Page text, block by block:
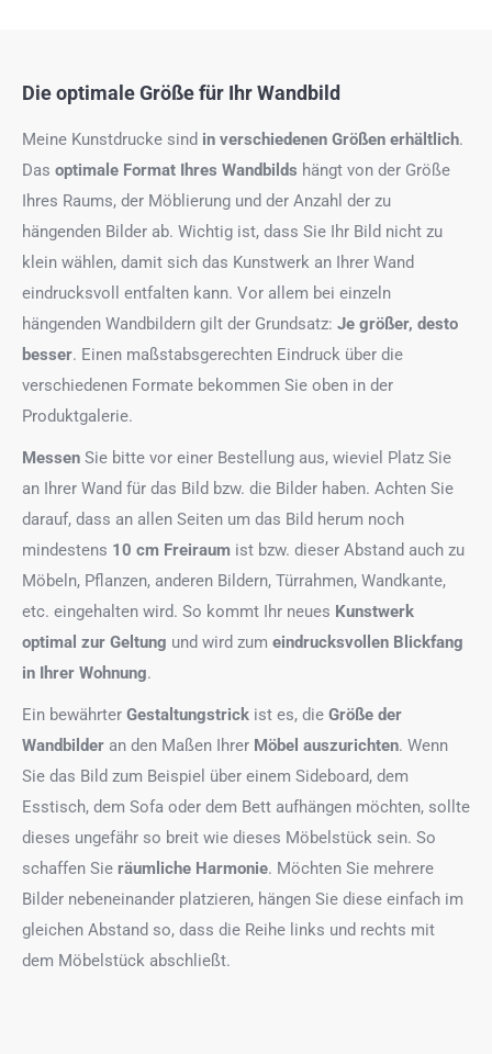
Die optimale Größe für Ihr Wandbild
Meine Kunstdrucke sind in verschiedenen Größen erhältlich.
Das optimale Format Ihres Wandbilds hängt von der Größe
Ihres Raums, der Möblierung und der Anzahl der zu
hängenden Bilder ab. Wichtig ist, dass Sie Ihr Bild nicht zu
klein wählen, damit sich das Kunstwerk an Ihrer Wand
eindrucksvoll entfalten kann. Vor allem bei einzeln
hängenden Wandbildern gilt der Grundsatz: Je größer, desto
besser. Einen maßstabsgerechten Eindruck über die
verschiedenen Formate bekommen Sie oben in der
Produktgalerie.
Messen Sie bitte vor einer Bestellung aus, wieviel Platz Sie
an Ihrer Wand für das Bild bzw. die Bilder haben. Achten Sie
darauf, dass an allen Seiten um das Bild herum noch
mindestens 10 cm Freiraum ist bzw. dieser Abstand auch zu
Möbeln, Pflanzen, anderen Bildern, Türrahmen, Wandkante,
etc. eingehalten wird. So kommt Ihr neues Kunstwerk
optimal zur Geltung und wird zum eindrucksvollen Blickfang
in Ihrer Wohnung.
Ein bewährter Gestaltungstrick ist es, die Größe der
Wandbilder an den Maßen Ihrer Möbel auszurichten. Wenn
Sie das Bild zum Beispiel über einem Sideboard, dem
Esstisch, dem Sofa oder dem Bett aufhängen möchten, sollte
dieses ungefähr so breit wie dieses Möbelstück sein. So
schaffen Sie räumliche Harmonie. Möchten Sie mehrere
Bilder nebeneinander platzieren, hängen Sie diese einfach im
gleichen Abstand so, dass die Reihe links und rechts mit
dem Möbelstück abschließt.